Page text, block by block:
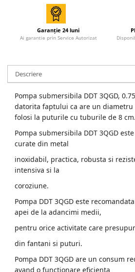
Garanție 24 luni
Ai garantie prin Service Autorizat
Descriere
Pompa submersibila DDT 3QGD,
datorita faptului ca are un diametru
folosi la puturile cu tuburile de 8 cm.
Pompa submersibila DDT 3QGD
curate din metal
inoxidabil, practica, robusta si
intensiva si la
coroziune.
Pompa DDT 3QGD este
apei de la adancimi medii,
pentru orice activitate care
din fantani si puturi.
Pompa DDT 3QGD are un consum
avand o functionare eficienta